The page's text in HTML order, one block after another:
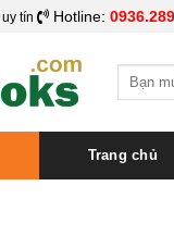
tín Hotline:
Search
Trang chủ